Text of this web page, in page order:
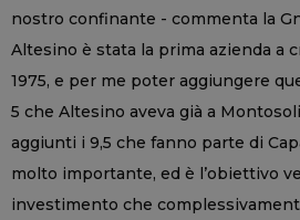
nostro confinante - commenta la
Altesino è stata la prima azienda a
1975, e per me poter aggiungere
5 che Altesino aveva già a
aggiunti i 9,5 che fanno parte di
molto importante, ed è l’obiettivo
investimento che